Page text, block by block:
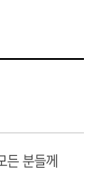
든 분들께